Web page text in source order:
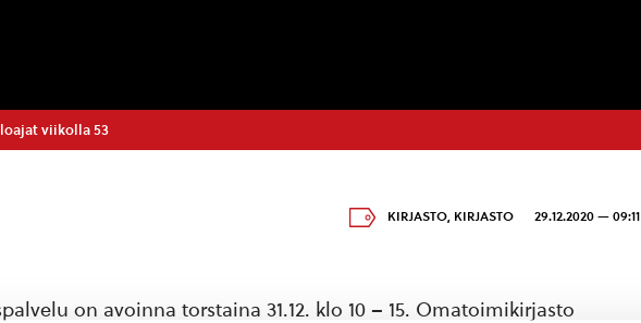
viikolla 53
KIRJASTO, KIRJASTO 29.12.2020 — 09:11
on avoinna torstaina 31.12. klo 10 – 15. Omatoimikirjasto